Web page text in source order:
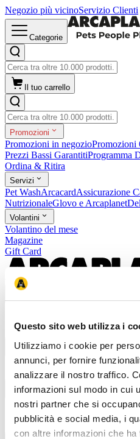
Questo sito web utilizza i
Utilizziamo i cookie per
annunci, per fornire
analizzare il nostro traffico.
informazioni sul modo in cui
nostri partner che si
pubblicità e social media, i
con altre informazioni che
Negozio più vicinoServizio Clienti
Categorie
Il tuo carrello
Promozioni
Promozioni in negozioPromozioni
Prezzi Bassi GarantitiProgramma
Ordina & Ritira
Servizi
Pet WashArcacardAssicurazione
NutrizionaleGlovo e Arcaplanet
Volantini
Volantino del mese
Magazine
Gift Card
Resi
Novità e servizi
APPOrdina e ritiraPet wash -
domesticiConsigli nutrizionali
Iniziative e promozioni
Coupon e codici scontoPrezzi e
(Omnibus)ArcacardVolantino
Arcaplanet
Black Friday